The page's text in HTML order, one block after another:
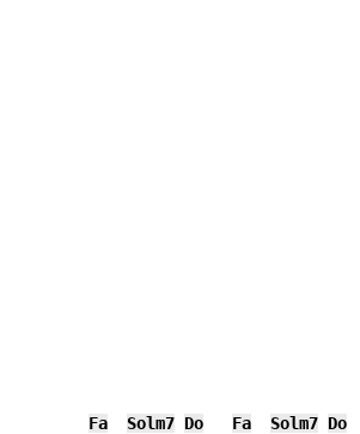
Fa Solm7 Do Fa Solm7 Do